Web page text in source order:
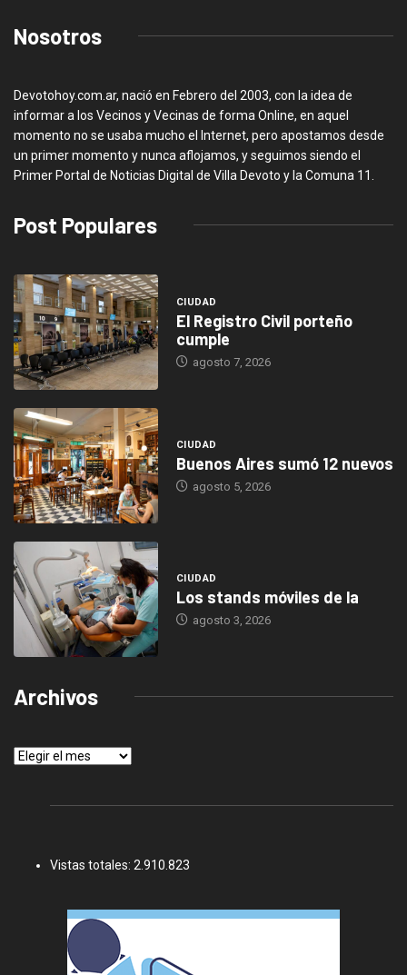
Nosotros
Devotohoy.com.ar, nació en Febrero del 2003, con la idea de
informar a los Vecinos y Vecinas de forma Online, en aquel
momento no se usaba mucho el Internet, pero apostamos desde
un primer momento y nunca aflojamos, y seguimos siendo el
Primer Portal de Noticias Digital de Villa Devoto y la Comuna 11.
Post Populares
CIUDAD
El Registro Civil porteño
cumple
agosto 7, 2026
CIUDAD
Buenos Aires sumó 12 nuevos
agosto 5, 2026
CIUDAD
Los stands móviles de la
agosto 3, 2026
Archivos
Archivos
Vistas totales: 2.910.823